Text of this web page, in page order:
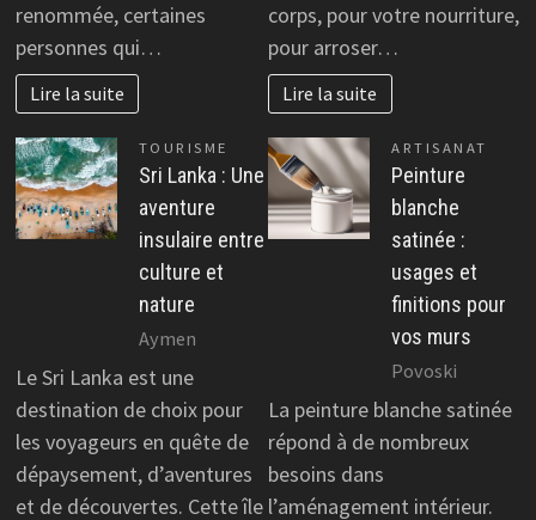
renommée, certaines
personnes qui…
Lire la suite
corps, pour votre nourriture,
pour arroser…
Lire la suite
TOURISME
Sri Lanka : Une
aventure
insulaire entre
culture et
nature
Aymen
Le Sri Lanka est une
destination de choix pour
les voyageurs en quête de
dépaysement, d’aventures
et de découvertes. Cette île
ARTISANAT
Peinture
blanche
satinée :
usages et
finitions pour
vos murs
Povoski
La peinture blanche satinée
répond à de nombreux
besoins dans
l’aménagement intérieur.